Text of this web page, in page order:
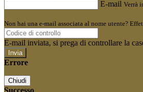
E-mail Verrà
Non hai una e-mail associata al nome utente?
E-mail inviata, si prega di controllare la
Errore
Chiudi